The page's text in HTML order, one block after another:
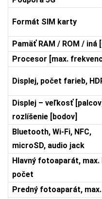
Formát SIM karty
Pamäť RAM / ROM / iná
Procesor [max.
Displej, počet farieb,
Displej – veľkosť
rozlíšenie [bodov]
Bluetooth, Wi-Fi, NFC,
microSD, audio jack
Hlavný fotoaparát, max.
počet
Predný fotoaparát,